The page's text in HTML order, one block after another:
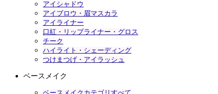
アイシャドウ
アイブロウ・眉マスカラ
アイライナー
口紅・リップライナー・グロス
チーク
ハイライト・シェーディング
つけまつげ・アイラッシュ
ベースメイク